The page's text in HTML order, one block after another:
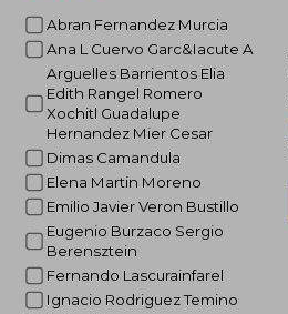
Abran Fernandez Murcia
Ana L Cuervo Garc&Iacute A
Arguelles Barrientos Elia
Edith Rangel Romero
Xochitl Guadalupe
Hernandez Mier Cesar
Dimas Camandula
Elena Martin Moreno
Emilio Javier Veron Bustillo
Eugenio Burzaco Sergio
Berensztein
Fernando Lascurainfarel
Ignacio Rodriguez Temino